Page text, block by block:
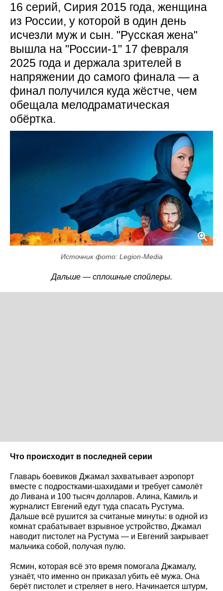
16 серий, Сирия 2015 года, женщина
из России, у которой в один день
исчезли муж и сын. "Русская жена"
вышла на "России-1" 17 февраля
2025 года и держала зрителей в
напряжении до самого финала — а
финал получился куда жёстче, чем
обещала мелодраматическая
обёртка.
Источник фото: Legion-Media
Дальше — сплошные спойлеры.
Что происходит в последней серии
Главарь боевиков Джамал захватывает аэропорт
вместе с подростками-шахидами и требует самолёт
до Ливана и 100 тысяч долларов. Алина, Камиль и
журналист Евгений едут туда спасать Рустума.
Дальше всё рушится за считаные минуты: в одной из
комнат срабатывает взрывное устройство, Джамал
наводит пистолет на Рустума — и Евгений закрывает
мальчика собой, получая пулю.
Ясмин, которая всё это время помогала Джамалу,
узнаёт, что именно он приказал убить её мужа. Она
берёт пистолет и стреляет в него. Начинается штурм,